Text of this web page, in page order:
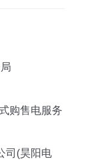
购售电服务
司(昊阳电